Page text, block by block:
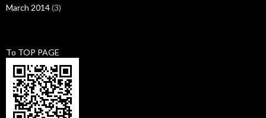
March 2014(3)
To TOP PAGE